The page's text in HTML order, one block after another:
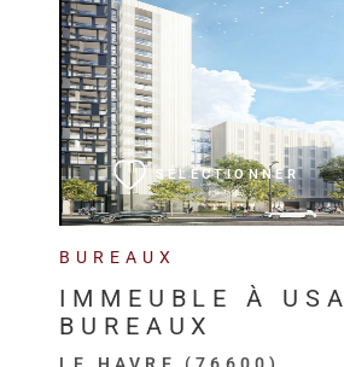
BUREAUX
IMMEUBLE À
BUREAUX
LE HAVRE (76600)
SÉLECTIONNER
VOIR LE BIEN